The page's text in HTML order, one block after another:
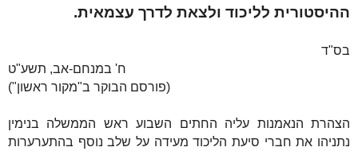
ההיסטורית לליכוד ולצאת לדרך עצמאית.
בס"ד
ח' במנחם-אב, תשע"ט
(פורסם הבוקר ב"מקור ראשון")
הצהרת הנאמנות עליה החתים השבוע ראש הממשלה בנימין
נתניהו את חברי סיעת הליכוד מעידה על שלב נוסף בהתערערות